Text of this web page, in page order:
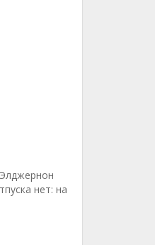
нет: на